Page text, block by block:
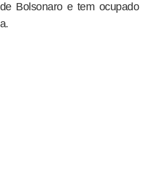
Bolsonaro e tem ocupado